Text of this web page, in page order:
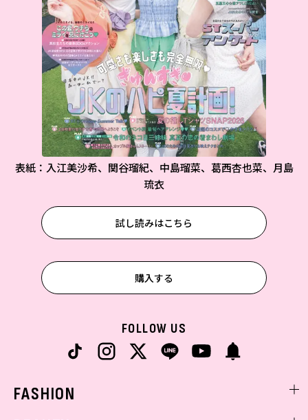
表紙：入江美沙希、関谷瑠紀、中島瑠菜、葛西杏也菜、月島
琉衣
試し読みはこちら
購入する
FOLLOW US
FASHION